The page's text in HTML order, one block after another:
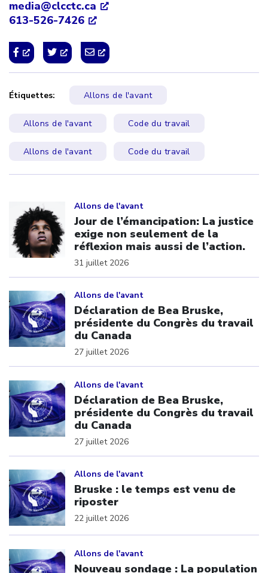
media@clcctc.ca
613-526-7426
Étiquettes: Allons de l'avant
Allons de l'avant Code du travail
Allons de l'avant Code du travail
Allons de l'avant
Jour de l’émancipation: La justice
exige non seulement de la
réflexion mais aussi de l’action.
31 juillet 2026
Allons de l'avant
Déclaration de Bea Bruske,
présidente du Congrès du travail
du Canada
27 juillet 2026
Allons de l'avant
Déclaration de Bea Bruske,
présidente du Congrès du travail
du Canada
27 juillet 2026
Allons de l'avant
Bruske : le temps est venu de
riposter
22 juillet 2026
Allons de l'avant
Nouveau sondage : La population